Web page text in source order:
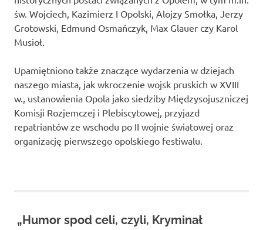
w
Opolu.
jednocześnie
sięgający
do
Studio
zaprasza
widzów
na
spektakle,
wernisaże,
pokazy
św. Wojciech, Kazimierz I Opolski, Alojzy Smołka, Jerzy
Grotowski, Edmund Osmańczyk, Max Glauer czy Karol
Musioł.
Upamiętniono także znaczące wydarzenia w dziejach
naszego miasta, jak wkroczenie wojsk pruskich w XVIII
w., ustanowienia Opola jako siedziby Międzysojuszniczej
Komisji Rozjemczej i Plebiscytowej, przyjazd
repatriantów ze wschodu po II wojnie światowej oraz
organizację pierwszego opolskiego festiwalu.
historyczna
„Humor spod celi, czyli, Kryminał